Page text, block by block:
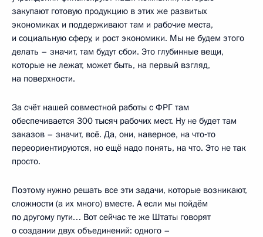
закупают готовую продукцию в этих же развитых
экономиках и поддерживают там и рабочие места,
и социальную сферу, и рост экономики. Мы не будем этого
делать – значит, там будут сбои. Это глубинные вещи,
которые не лежат, может быть, на первый взгляд,
на поверхности.
За счёт нашей совместной работы с ФРГ там
обеспечивается 300 тысяч рабочих мест. Ну не будет там
заказов – значит, всё. Да, они, наверное, на что‑то
переориентируются, но ещё надо понять, на что. Это не так
просто.
Поэтому нужно решать все эти задачи, которые возникают,
сложности (а их много) вместе. А если мы пойдём
по другому пути… Вот сейчас те же Штаты говорят
о создании двух объединений: одного –